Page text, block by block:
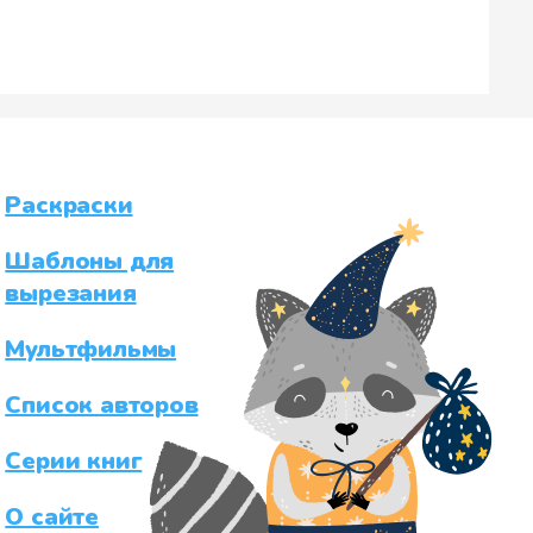
Раскраски
Шаблоны для
вырезания
Мультфильмы
Список авторов
Серии книг
О сайте